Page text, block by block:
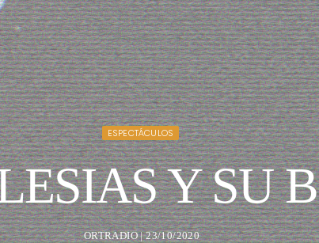
ESPECTÁCULOS
Y SU
ORTRADIO | 23/10/2020